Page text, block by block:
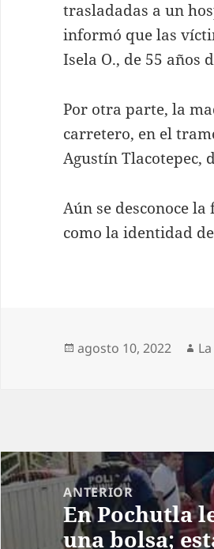
trasladadas a un
informó que las
Isela O., de 55 años
Por otra parte, la
carretero, en el
Agustín Tlacotepec,
Aún se desconoce
como la identidad
Publicado
agosto 10, 2022
Navegación
de
entradas
ANTERIOR
Entrada
anterior:
En Pochutla
una bolsa;